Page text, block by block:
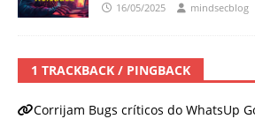
16/05/2025 mindsecblog
1 TRACKBACK / PINGBACK
Corrijam Bugs críticos do WhatsUp